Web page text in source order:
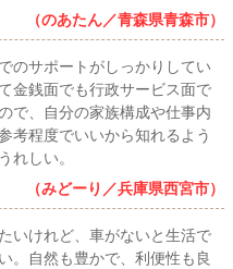
（のあたん／青森県青森市）
のサポートがしっかりしてい
金銭面でも行政サービス面で
で、自分の家族構成や仕事内
考程度でいいから知れるよう
れしい。
（みどーり／兵庫県西宮市）
いけれど、車がないと生活で
。自然も豊かで、利便性も良